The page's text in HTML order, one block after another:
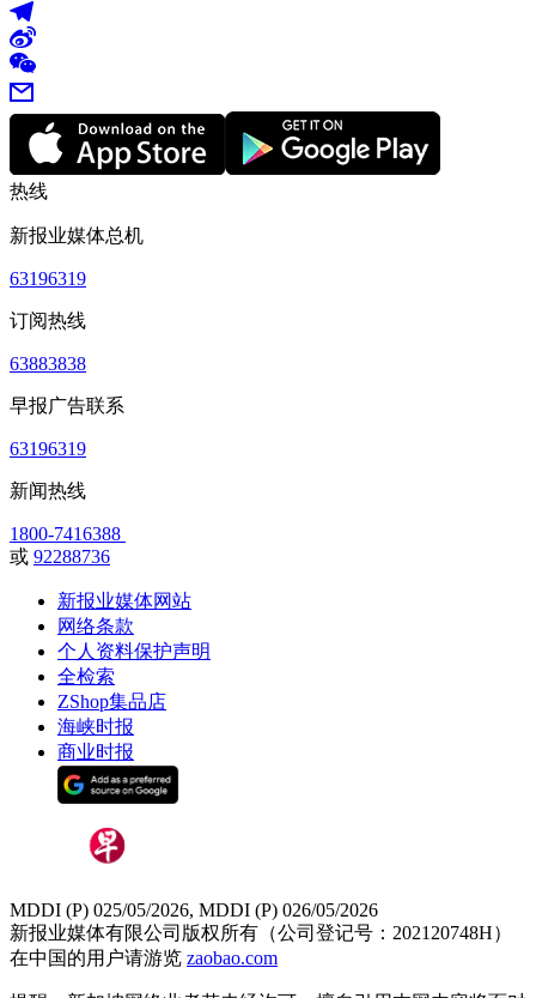
热线
新报业媒体总机
63196319
订阅热线
63883838
早报广告联系
63196319
新闻热线
1800-7416388
或 92288736
新报业媒体网站
网络条款
个人资料保护声明
全检索
ZShop集品店
海峡时报
商业时报
MDDI (P) 025/05/2026, MDDI (P) 026/05/2026
新报业媒体有限公司版权所有（公司登记号：202120748H）
在中国的用户请游览 zaobao.com